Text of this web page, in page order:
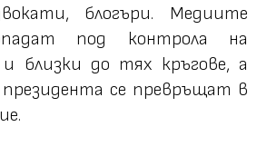
блогъри. Медиите
под контрола на
близки до тях кръгове, а
се превръщат в